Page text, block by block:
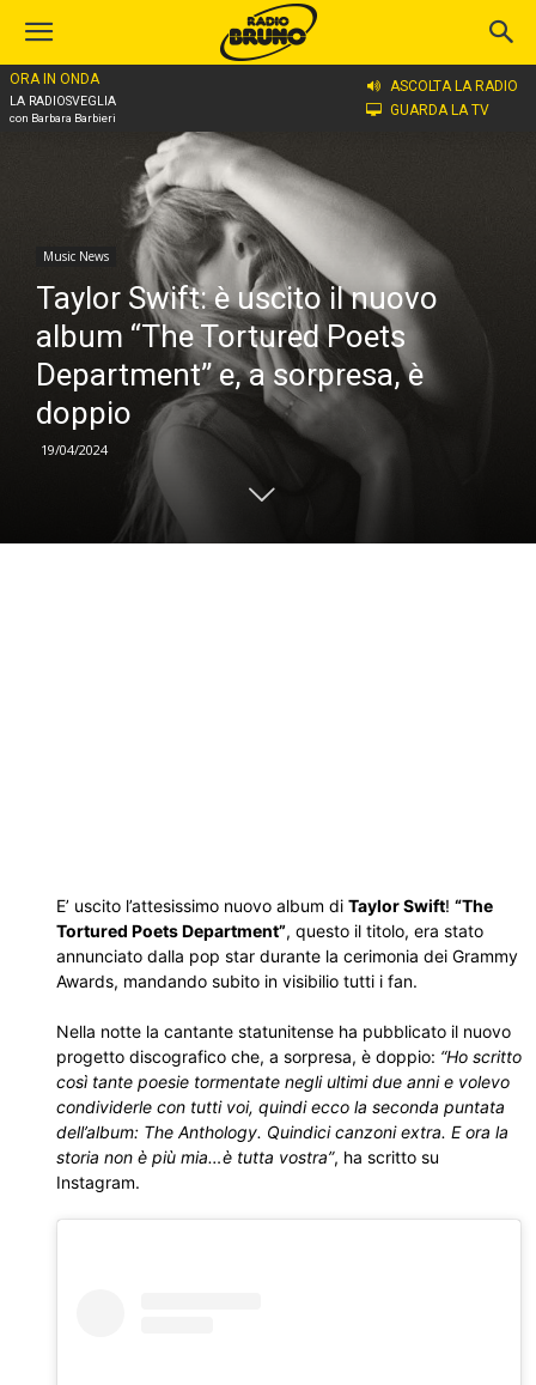
ORA IN ONDA
LA RADIOSVEGLIA
con Barbara Barbieri
ASCOLTA LA RADIO
GUARDA LA TV
Home
Music News
Taylor Swift: è uscito il nuovo
album “The Tortured Poets
Department” e, a sorpresa, è
doppio
19/04/2024
E’ uscito l’attesissimo nuovo album di Taylor Swift! “The
Tortured Poets Department”, questo il titolo, era stato
annunciato dalla pop star durante la cerimonia dei Grammy
Awards, mandando subito in visibilio tutti i fan.
Nella notte la cantante statunitense ha pubblicato il nuovo
progetto discografico che, a sorpresa, è doppio: “Ho scritto
così tante poesie tormentate negli ultimi due anni e volevo
condividerle con tutti voi, quindi ecco la seconda puntata
dell’album: The Anthology. Quindici canzoni extra. E ora la
storia non è più mia…è tutta vostra”, ha scritto su
Instagram.